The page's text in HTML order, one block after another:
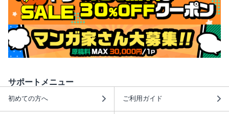
サポートメニュー
初めての方へ ご利用ガイド